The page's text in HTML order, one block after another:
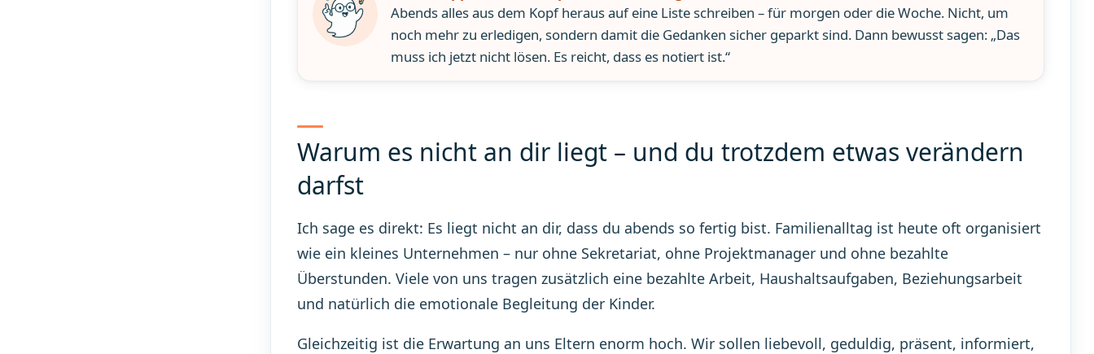
Abends alles aus dem Kopf heraus auf eine Liste schreiben – für morgen oder die Woche. Nicht, um
noch mehr zu erledigen, sondern damit die Gedanken sicher geparkt sind. Dann bewusst sagen: „Das
muss ich jetzt nicht lösen. Es reicht, dass es notiert ist.“
Warum es nicht an dir liegt – und du trotzdem etwas verändern
darfst
Ich sage es direkt: Es liegt nicht an dir, dass du abends so fertig bist. Familienalltag ist heute oft organisiert
wie ein kleines Unternehmen – nur ohne Sekretariat, ohne Projektmanager und ohne bezahlte
Überstunden. Viele von uns tragen zusätzlich eine bezahlte Arbeit, Haushaltsaufgaben, Beziehungsarbeit
und natürlich die emotionale Begleitung der Kinder.
Gleichzeitig ist die Erwartung an uns Eltern enorm hoch. Wir sollen liebevoll, geduldig, präsent, informiert,